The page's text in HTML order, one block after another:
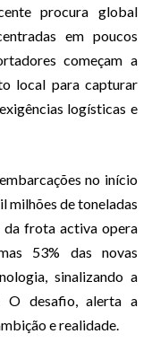
procura global
em poucos
começam a
local para capturar
logísticas e
no início
milhões de toneladas
frota activa opera
53% das novas
sinalizando a
O desafio, alerta a
e realidade.